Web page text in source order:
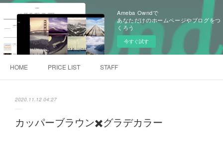
Ameba Owndで
あなただけのホームページやブログをつ
くろう
今すぐ試す
HOME PRICE LIST STAFF
2020.11.12 04:27
カッパーブラウン✖️グラデカラー